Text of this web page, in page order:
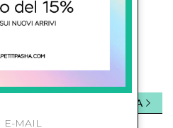
NEWSLETTER
INVIA